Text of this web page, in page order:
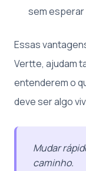
sem
Essas
Vertte, ajudam
entenderem o
deve ser algo
Mudar
caminho.